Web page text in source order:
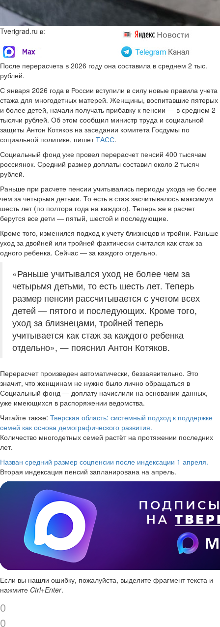
Tverigrad.ru в:
После перерасчета в 2026 году она составила в среднем 2 тыс.
рублей.
С января 2026 года в России вступили в силу новые правила учета
стажа для многодетных матерей. Женщины, воспитавшие пятерых
и более детей, начали получать прибавку к пенсии — в среднем 2
тысячи рублей. Об этом сообщил министр труда и социальной
защиты Антон Котяков на заседании комитета Госдумы по
социальной политике, пишетТАСС.
Социальный фонд уже провел перерасчет пенсий 400 тысячам
россиянок. Средний размер доплаты составил около 2 тысяч
рублей.
Раньше при расчете пенсии учитывались периоды ухода не более
чем за четырьмя детьми. То есть в стаж засчитывалось максимум
шесть лет (по полтора года на каждого). Теперь же в расчет
берутся все дети — пятый, шестой и последующие.
Кроме того, изменился подход к учету близнецов и тройни. Раньше
уход за двойней или тройней фактически считался как стаж за
одного ребенка. Сейчас — за каждого отдельно.
«Раньше учитывался уход не более чем за
четырьмя детьми, то есть шесть лет. Теперь
размер пенсии рассчитывается с учетом всех
детей — пятого и последующих. Кроме того,
уход за близнецами, тройней теперь
учитывается как стаж за каждого ребенка
отдельно», — пояснил Антон Котяков.
Перерасчет произведен автоматически, беззаявительно. Это
значит, что женщинам не нужно было лично обращаться в
Социальный фонд — доплату начислили на основании данных,
уже имеющихся в распоряжении ведомства.
Читайте также: Тверская область: системный подход к поддержке
семей как основа демографического развития.
Количество многодетных семей растёт на протяжении последних
лет.
Назван средний размер соцпенсии после индексации 1 апреля.
Вторая индексация пенсий запланирована на апрель.
Если вы нашли ошибку, пожалуйста, выделите фрагмент текста и
нажмите Ctrl+Enter.
0
0